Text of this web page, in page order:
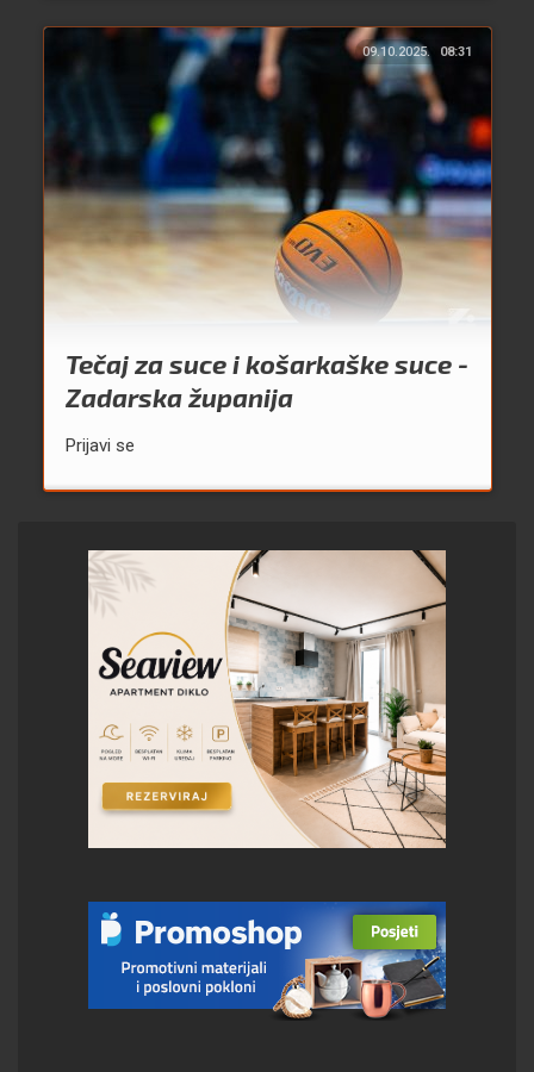
09.10.2025. 08:31
Tečaj za suce i košarkaške suce -
Zadarska županija
Prijavi se